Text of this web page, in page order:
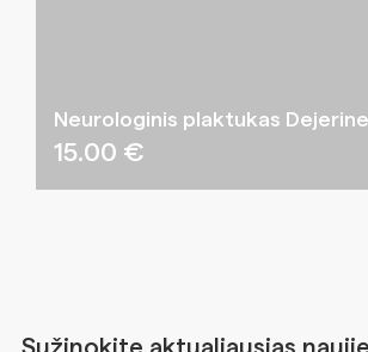
Neurologinis plaktukas
15.00 €